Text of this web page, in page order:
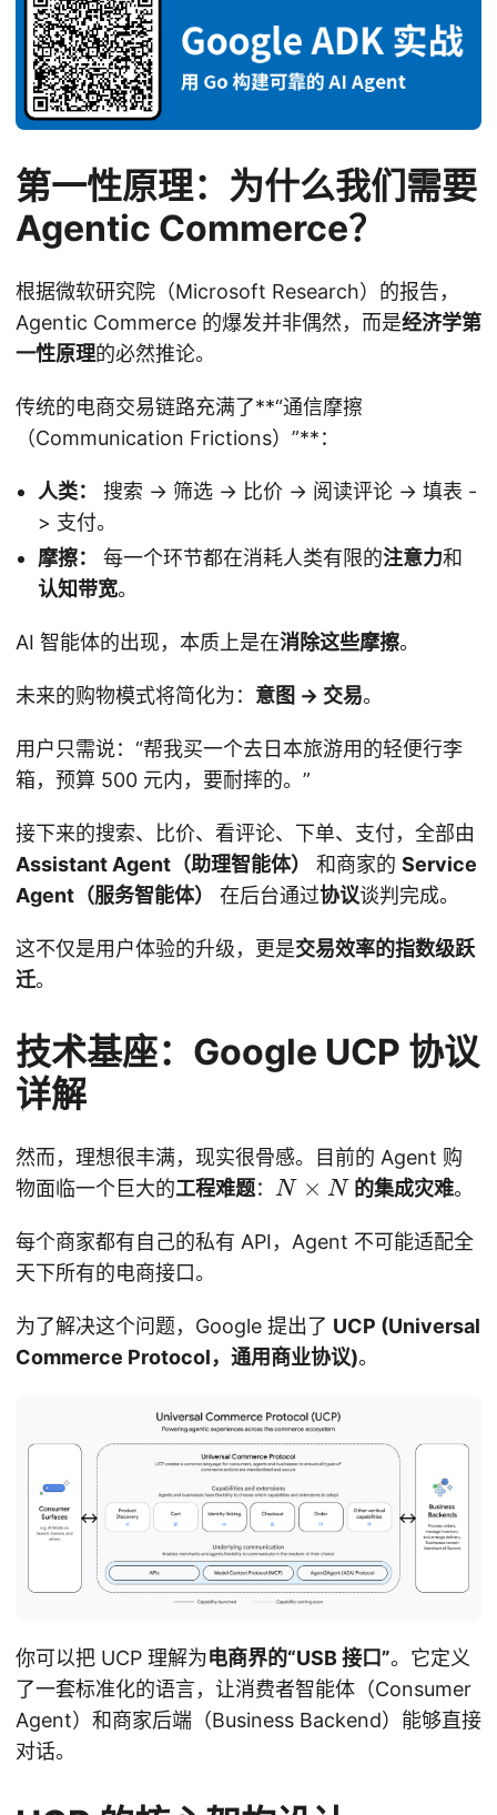
第一性原理：为什么我们需要
Agentic Commerce？
根据微软研究院（Microsoft Research）的报告，
Agentic Commerce 的爆发并非偶然，而是经济学第
一性原理的必然推论。
传统的电商交易链路充满了**“通信摩擦
（Communication Frictions）”**：
人类：
搜索 -> 筛选 -> 比价 -> 阅读评论 -> 填表 -
> 支付。
摩擦：
每一个环节都在消耗人类有限的注意力和
认知带宽。
AI 智能体的出现，本质上是在消除这些摩擦。
未来的购物模式将简化为： 意图 -> 交易。
用户只需说：“帮我买一个去日本旅游用的轻便行李
箱，预算 500 元内，要耐摔的。”
接下来的搜索、比价、看评论、下单、支付，全部由
Assistant Agent（助理智能体）
和商家的 Service
Agent（服务智能体）
在后台通过协议谈判完成。
这不仅是用户体验的升级，更是交易效率的指数级跃
迁。
技术基座：Google UCP 协议
详解
然而，理想很丰满，现实很骨感。目前的 Agent 购
物面临一个巨大的工程难题： N
ti
s
N
N × N 的集成灾难。
每个商家都有自己的私有 API，Agent 不可能适配全
天下所有的电商接口。
为了解决这个问题，Google 提出了 UCP (Universal
Commerce Protocol，通用商业协议)。
你可以把 UCP 理解为电商界的“USB 接口”。它定义
了一套标准化的语言，让消费者智能体（Consumer
Agent）和商家后端（Business Backend）能够直接
对话。